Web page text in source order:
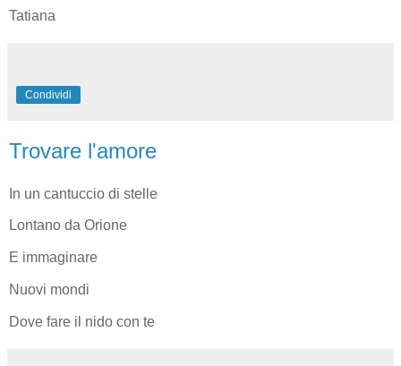
Tatiana
Condividi
Trovare l'amore
In un cantuccio di stelle
Lontano da Orione
E immaginare
Nuovi mondi
Dove fare il nido con te